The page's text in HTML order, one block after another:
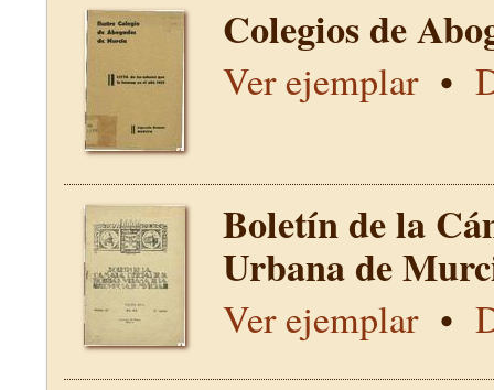
Colegios de
Ver ejemplar•
Boletín de la
Urbana de
Ver ejemplar•